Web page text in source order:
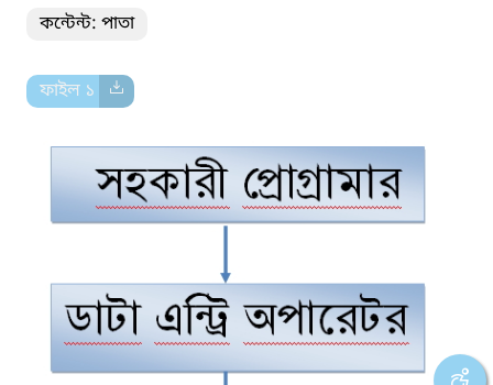
কন্টেন্ট: পাতা
ফাইল ১